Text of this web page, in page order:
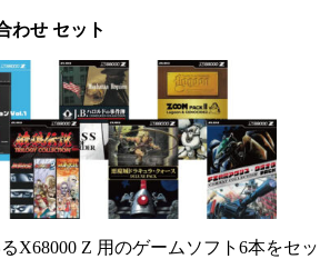
わせ セット
X68000 Z 用のゲームソフト6本をセッ